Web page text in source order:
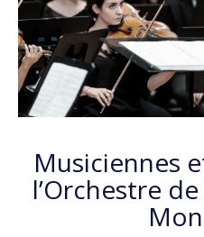
Musiciennes
l’Orchestre